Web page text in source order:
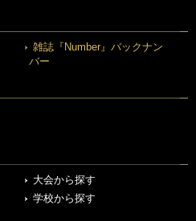
雑誌『Number』バックナン
バー
大会から探す
学校から探す